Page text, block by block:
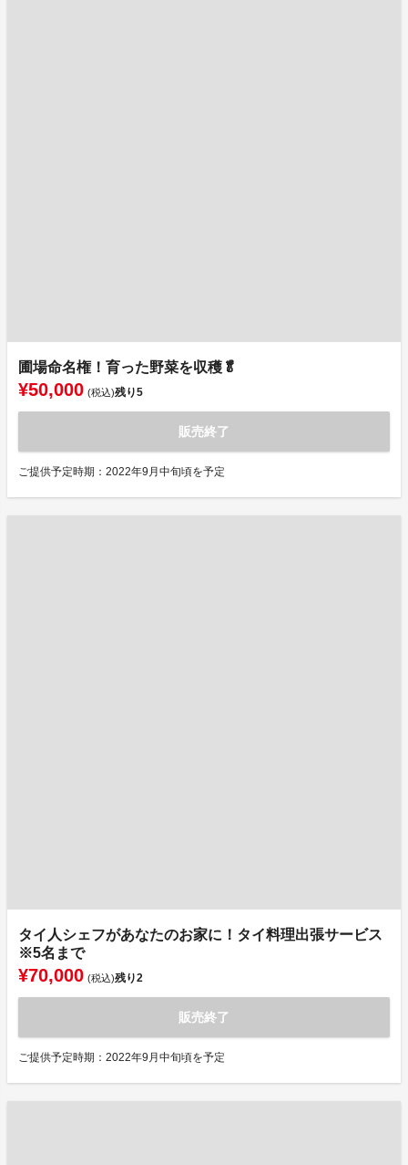
圃場命名権！育った野菜を収穫🥬
¥50,000 (税込)残り5
販売終了
ご提供予定時期：2022年9月中旬頃を予定
タイ人シェフがあなたのお家に！タイ料理出張サービス
※5名まで
¥70,000 (税込)残り2
販売終了
ご提供予定時期：2022年9月中旬頃を予定